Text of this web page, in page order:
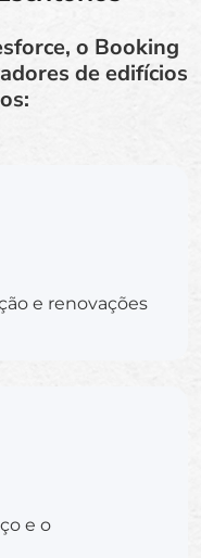
o Booking
de edifícios
e renovações
e o